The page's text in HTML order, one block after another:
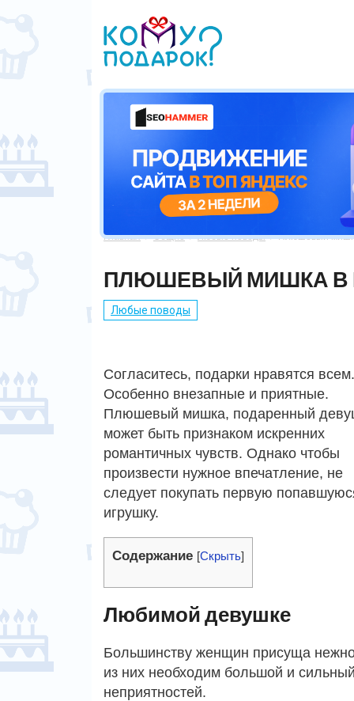
Главная  Общие  Любые поводы  Плюшевый
ПЛЮШЕВЫЙ МИШКА В
Любые поводы
Согласитесь, подарки нравятся всем.
Особенно внезапные и приятные.
Плюшевый мишка, подаренный
может быть признаком искренних
романтичных чувств. Однако чтобы
произвести нужное впечатление, не
следует покупать первую
игрушку.
Содержание [Скрыть]
Любимой девушке
Большинству женщин присуща
из них необходим большой и
неприятностей.